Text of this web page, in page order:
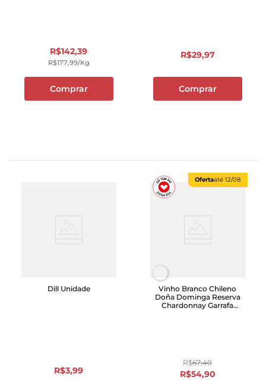
R$142,39
R$177,99/kg
Comprar
R$29,97
Comprar
Dill Unidade
R$3,99
Ofertaaté 12/08
Vinho Branco Chileno
Doña Dominga Reserva
Chardonnay Garrafa
R$67,40
R$54,90